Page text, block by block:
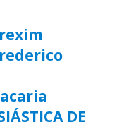
DE